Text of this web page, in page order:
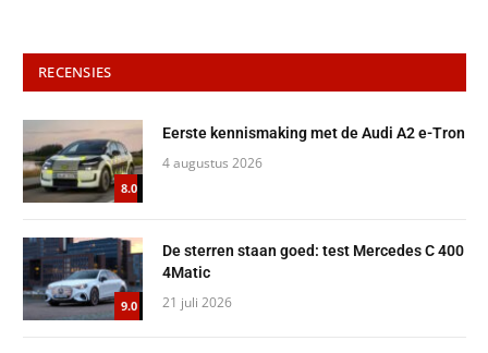
RECENSIES
8.0
Eerste kennismaking met de Audi A2 e-Tron
4 augustus 2026
9.0
De sterren staan goed: test Mercedes C 400
4Matic
21 juli 2026